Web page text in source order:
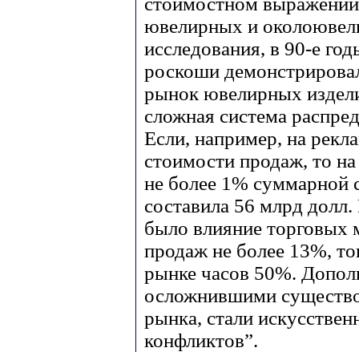
ювелирных и
исследования, в 90-е
роскоши
рынок ювелирных
сложная система
Если, например, на
стоимости продаж, то
не более 1% суммарной
составила 56 млрд
было влияние торговых
продаж не более 13%,
рынке часов 50%.
осложнившими
рынка, стали
конфликтов”.